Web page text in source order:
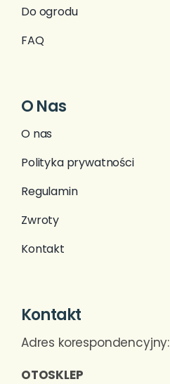
Do ogrodu
FAQ
O Nas
O nas
Polityka prywatności
Regulamin
Zwroty
Kontakt
Kontakt
Adres korespondencyjny:
OTOSKLEP